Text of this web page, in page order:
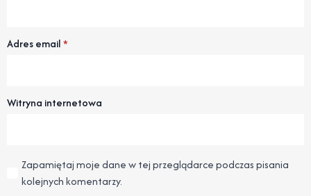
Adres email*
Witryna internetowa
Zapamiętaj moje dane w tej przeglądarce podczas pisania
kolejnych komentarzy.